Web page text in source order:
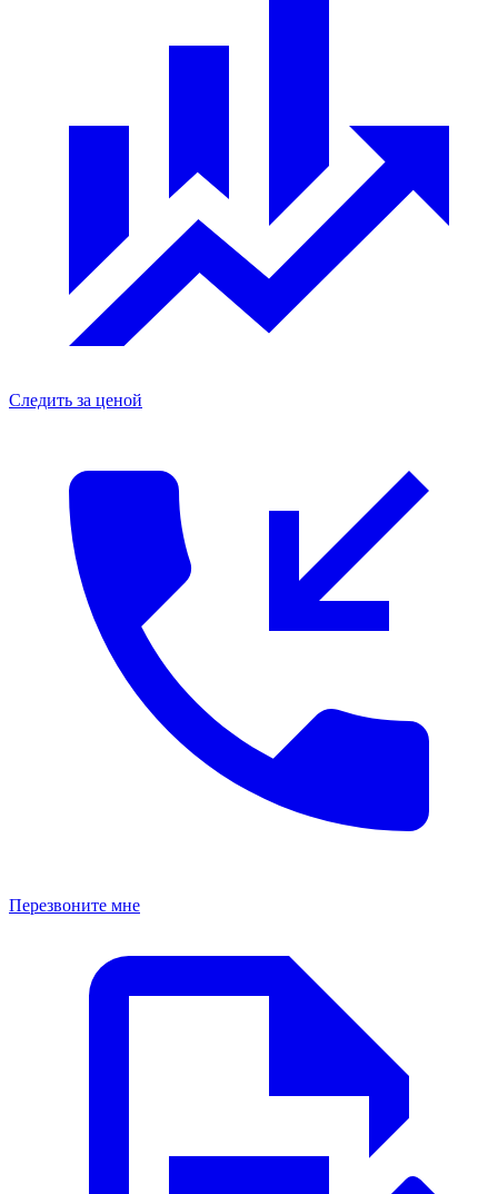
Следить за ценой
Перезвоните мне